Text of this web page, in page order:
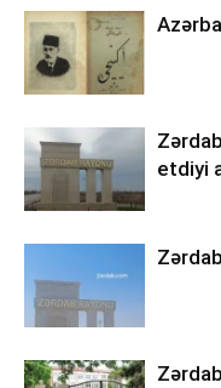
etdiyi